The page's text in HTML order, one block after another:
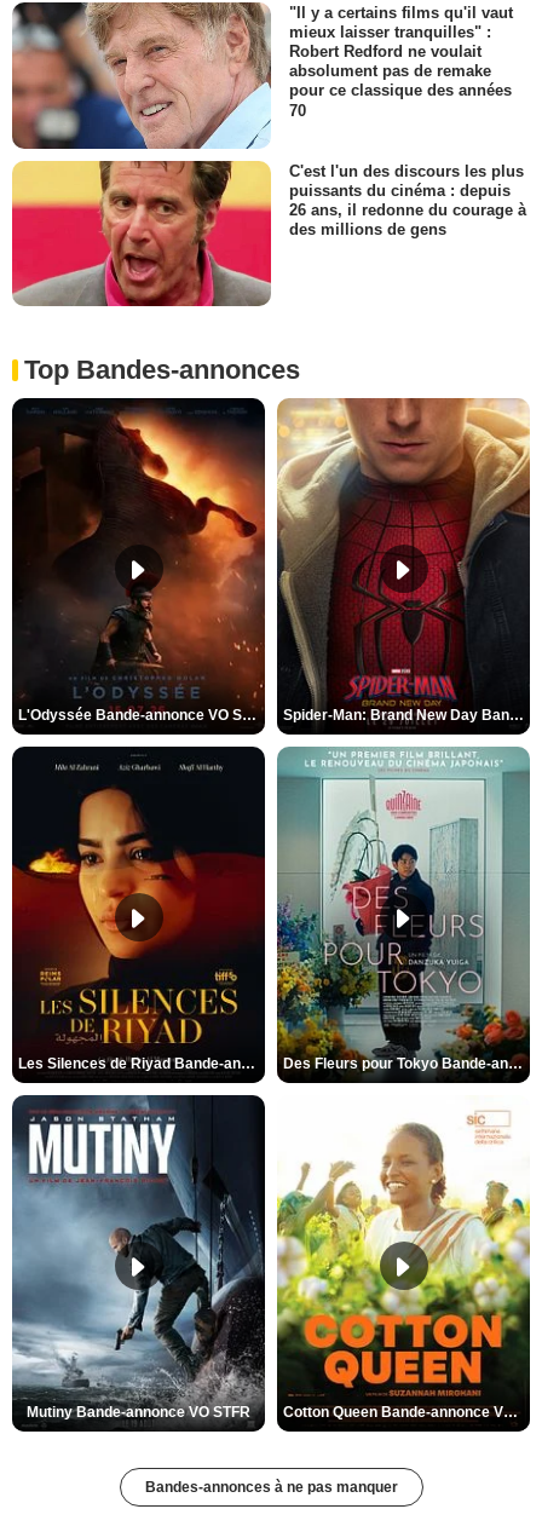
"Il y a certains films qu'il vaut
mieux laisser tranquilles" :
Robert Redford ne voulait
absolument pas de remake
pour ce classique des années
70
C'est l'un des discours les plus
puissants du cinéma : depuis
26 ans, il redonne du courage à
des millions de gens
Top Bandes-annonces
L'Odyssée Bande-annonce VO STFR Spider-Man: Brand New Day Bande-annonce VO STFR
Les Silences de Riyad Bande-annonce VO STFR Des Fleurs pour Tokyo Bande-annonce VO STFR
Mutiny Bande-annonce VO STFR Cotton Queen Bande-annonce VO STFR
Bandes-annonces à ne pas manquer